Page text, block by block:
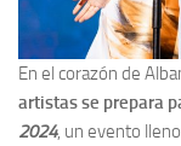
En el corazón de
artistas se prepara
2024, un evento